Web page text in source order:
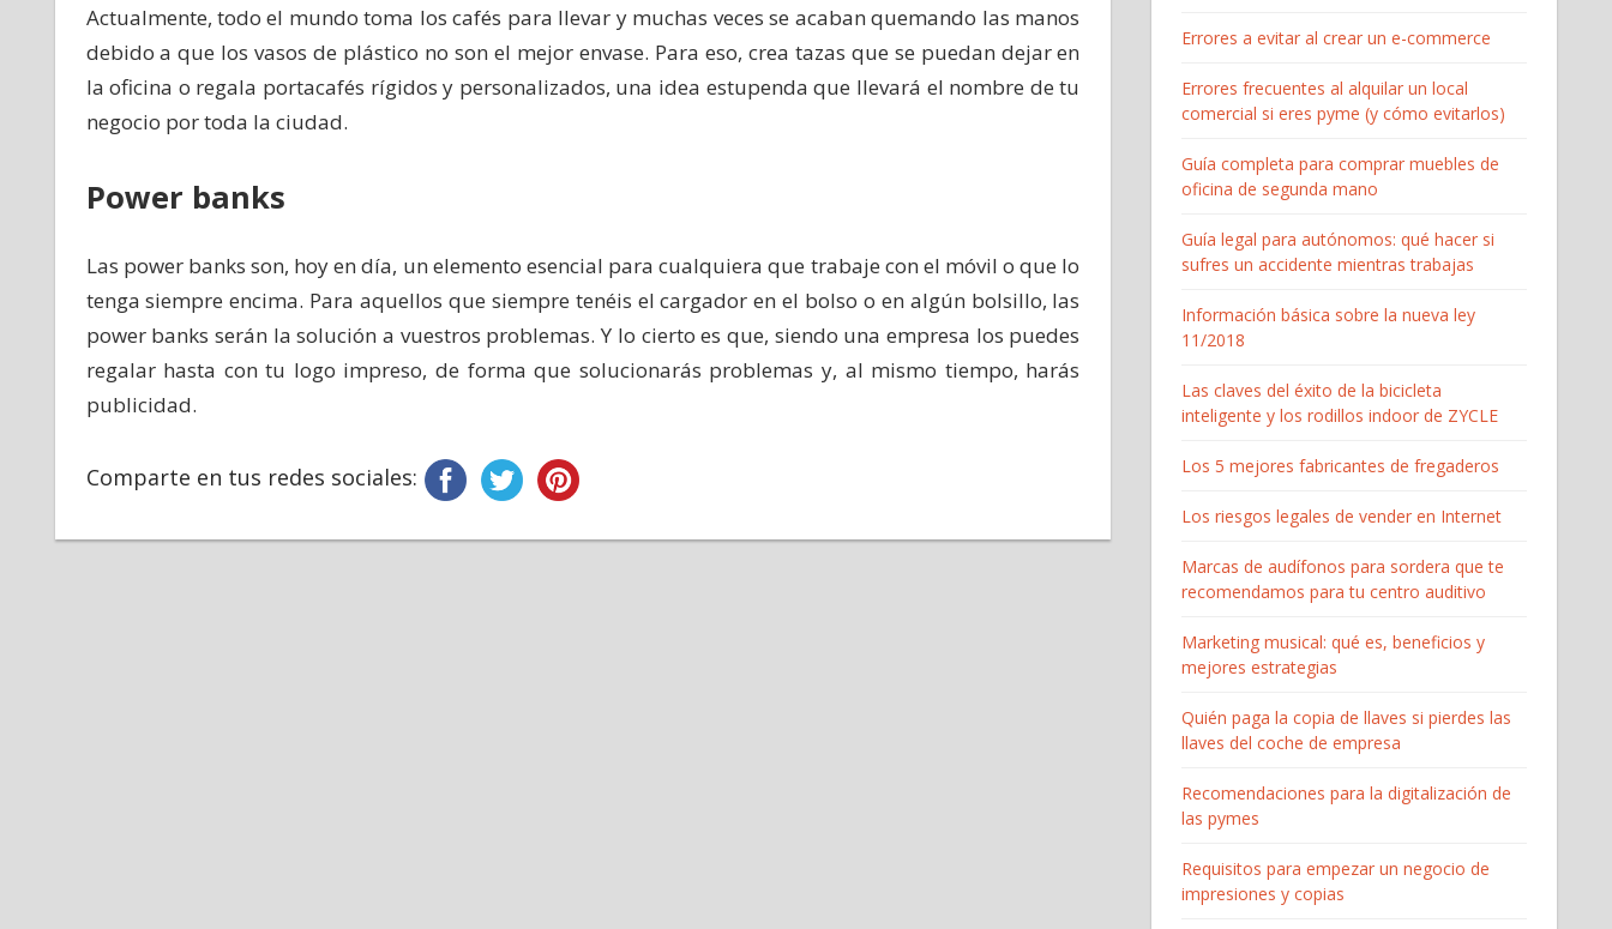
Actualmente, todo el mundo toma los cafés para llevar y muchas veces se acaban quemando las manos
debido a que los vasos de plástico no son el mejor envase. Para eso, crea tazas que se puedan dejar en
la oficina o regala portacafés rígidos y personalizados, una idea estupenda que llevará el nombre de tu
negocio por toda la ciudad.
Power banks
Las power banks son, hoy en día, un elemento esencial para cualquiera que trabaje con el móvil o que lo
tenga siempre encima. Para aquellos que siempre tenéis el cargador en el bolso o en algún bolsillo, las
power banks serán la solución a vuestros problemas. Y lo cierto es que, siendo una empresa los puedes
regalar hasta con tu logo impreso, de forma que solucionarás problemas y, al mismo tiempo, harás
publicidad.
Comparte en tus redes sociales:
Errores a evitar al crear un e-commerce
Errores frecuentes al alquilar un local
comercial si eres pyme (y cómo evitarlos)
Guía completa para comprar muebles de
oficina de segunda mano
Guía legal para autónomos: qué hacer si
sufres un accidente mientras trabajas
Información básica sobre la nueva ley
11/2018
Las claves del éxito de la bicicleta
inteligente y los rodillos indoor de ZYCLE
Los 5 mejores fabricantes de fregaderos
Los riesgos legales de vender en Internet
Marcas de audífonos para sordera que te
recomendamos para tu centro auditivo
Marketing musical: qué es, beneficios y
mejores estrategias
Quién paga la copia de llaves si pierdes las
llaves del coche de empresa
Recomendaciones para la digitalización de
las pymes
Requisitos para empezar un negocio de
impresiones y copias